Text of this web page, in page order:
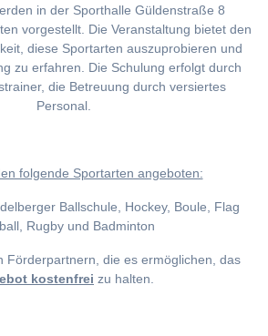
in der Sporthalle Güldenstraße 8
vorgestellt. Die Veranstaltung bietet den
diese Sportarten auszuprobieren und
zu erfahren. Die Schulung erfolgt durch
die Betreuung durch versiertes
Personal.
folgende Sportarten angeboten:
Ballschule, Hockey, Boule, Flag
Rugby und Badminton
Förderpartnern, die es ermöglichen, das
kostenfrei zu halten.